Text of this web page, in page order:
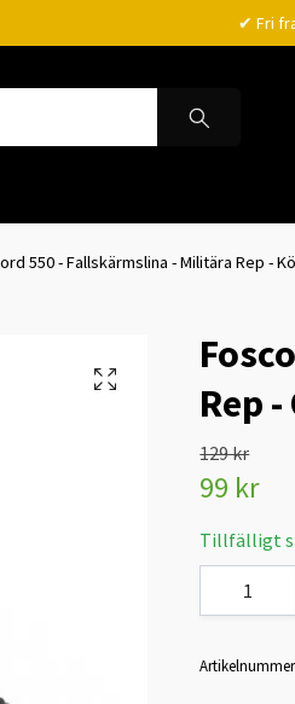
✔ Fri
550 - Fallskärmslina - Militära Rep -
Rep
129 kr
99 kr
Tillfälligt